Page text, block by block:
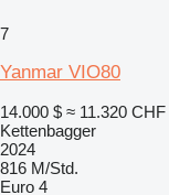
7
Yanmar VIO80
14.000 $ ≈ 11.320 CHF
Kettenbagger
2024
816 M/Std.
Euro 4